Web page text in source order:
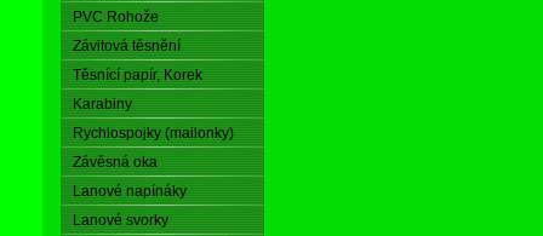
PVC Rohože
Závitová těsnění
Těsnící papír, Korek
Karabiny
Rychlospojky (mailonky)
Závěsná oka
Lanové napínáky
Lanové svorky